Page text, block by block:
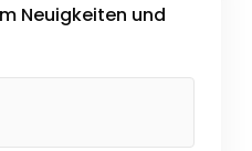
Neuigkeiten und